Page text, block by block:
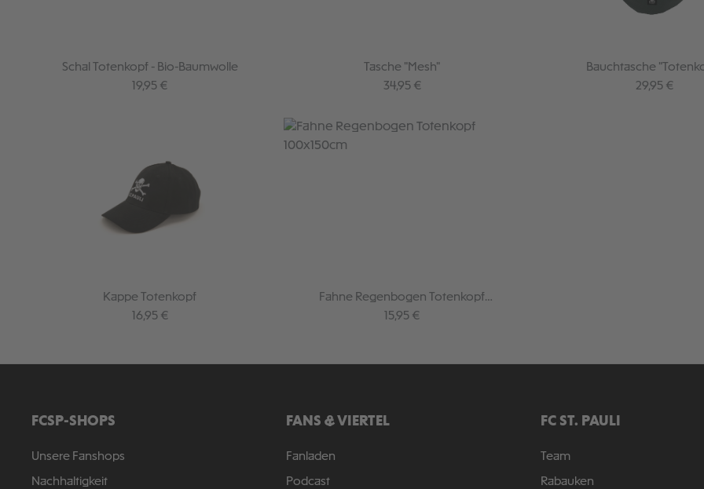
Schal Totenkopf - Bio-Baumwolle
Regulärer Preis:
19,95 €
Tasche "Mesh"
Regulärer Preis:
34,95 €
Bauchtasche
dunkelgrün
Regulärer
29,95 €
Kappe Totenkopf
Regulärer Preis:
16,95 €
Fahne Regenbogen Totenkopf
100x150cm
Regulärer Preis:
15,95 €
FCSP-SHOPS
Unsere Fanshops
Nachhaltigkeit
FANS & VIERTEL
Fanladen
Podcast
FC ST. PAULI
Team
Rabauken